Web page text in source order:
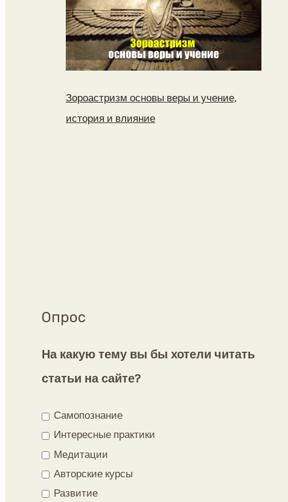
Зороастризм основы веры и учение,
история и влияние
Опрос
На какую тему вы бы хотели читать
статьи на сайте?
Самопознание
Интересные практики
Медитации
Авторские курсы
Развитие